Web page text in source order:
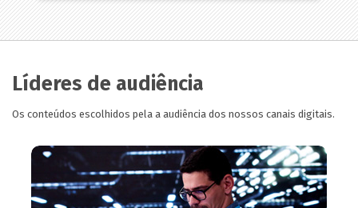
Líderes de audiência
Os conteúdos escolhidos pela a audiência dos nossos canais digitais.